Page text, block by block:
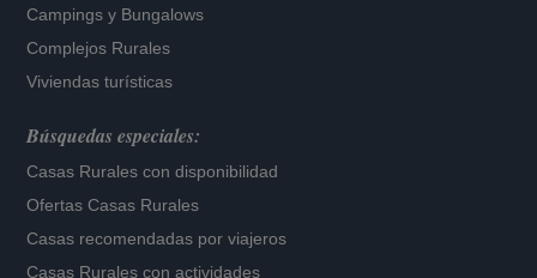
Campings y Bungalows
Complejos Rurales
Viviendas turísticas
Búsquedas especiales:
Casas Rurales con disponibilidad
Ofertas Casas Rurales
Casas recomendadas por viajeros
Casas Rurales con actividades